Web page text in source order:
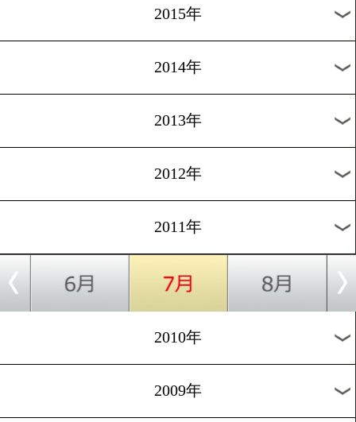
2021年
2019年
2018年
2017年
2016年